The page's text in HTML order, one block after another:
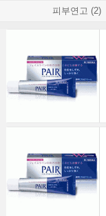
피부연고 (2)